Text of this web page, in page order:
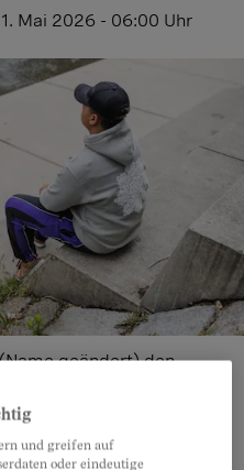
Mai 2026 - 06:00 Uhr
geändert) den
– weil er wusste, dass
darin lag.
und greifen auf
oder eindeutige